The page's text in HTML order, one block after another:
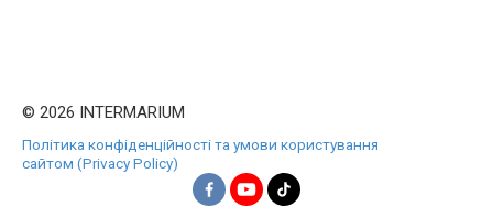
© 2026 INTERMARIUM
Політика конфіденційності та умови користування
сайтом (Privacy Policy)